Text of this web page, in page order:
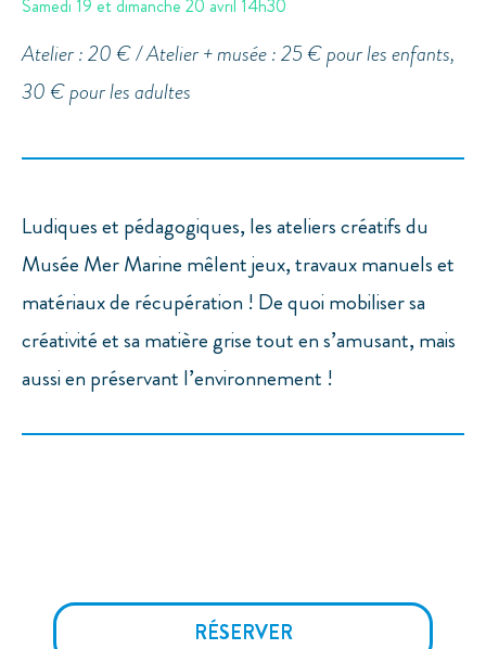
Samedi 19 et dimanche 20 avril 14h30
Atelier : 20 € / Atelier + musée : 25 € pour les enfants,
30 € pour les adultes
Ludiques et pédagogiques, les ateliers créatifs du
Musée Mer Marine mêlent jeux, travaux manuels et
matériaux de récupération ! De quoi mobiliser sa
créativité et sa matière grise tout en s’amusant, mais
aussi en préservant l’environnement !
RÉSERVER